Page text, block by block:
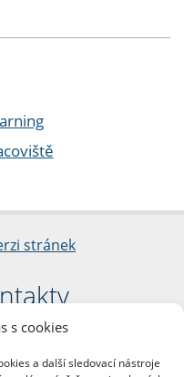
s cookies
a další sledovací nástroje
stránek
1/2